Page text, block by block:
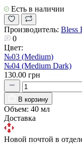
Есть в наличии
Производитель: Bless
0
Цвет:
№03 (Medium)
№04 (Medium Dark)
130.00 грн
В корзину
Объем: 40 мл
Доставка
Новой почтой в